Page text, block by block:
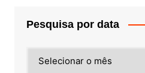
Pesquisa por data
por